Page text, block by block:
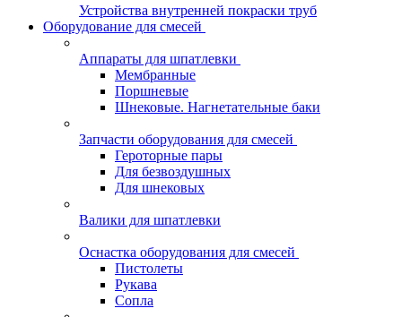
Устройства внутренней покраски труб
Оборудование для смесей
Аппараты для шпатлевки
Мембранные
Поршневые
Шнековые. Нагнетательные баки
Запчасти оборудования для смесей
Героторные пары
Для безвоздушных
Для шнековых
Валики для шпатлевки
Оснастка оборудования для смесей
Пистолеты
Рукава
Сопла